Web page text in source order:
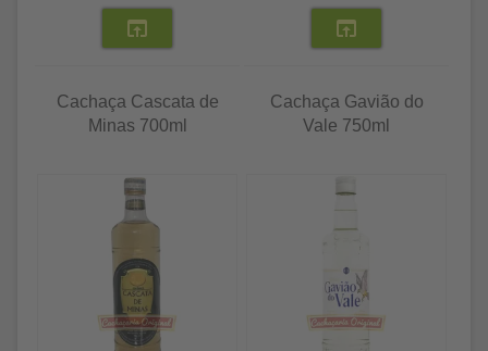
Cachaça Cascata de
Minas 700ml
Cachaça Gavião do
Vale 750ml